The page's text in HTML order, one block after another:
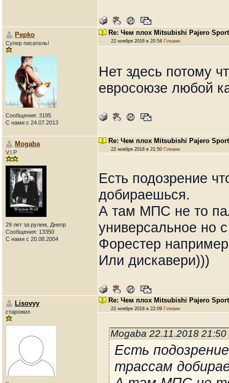
Pepko
Супер писатель!
Сообщения: 3195
С нами с 24.07.2013
Re: Чем плох Mitsubishi Pajero
22 ноября 2018 в 20:54 Гілками
Нет здесь потому
евросоюзе любой
Mogaba
V.I.P
29 лет за рулем, Днепр
Сообщения: 13350
С нами с 20.08.2004
Re: Чем плох Mitsubishi Pajero
22 ноября 2018 в 21:50 Гілками
Есть подозрение
добираешься.
А там МПС не то
универсальное но
Форестер
Или дискавери)))
Lisovyy
старожил
Re: Чем плох Mitsubishi Pajero
22 ноября 2018 в 22:09 Гілками
Mogaba 22.11.2018
Есть
трассам